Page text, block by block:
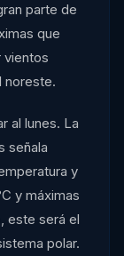
parte de
que
vientos
noreste.
al lunes. La
señala
y
y máximas
este será el
polar.